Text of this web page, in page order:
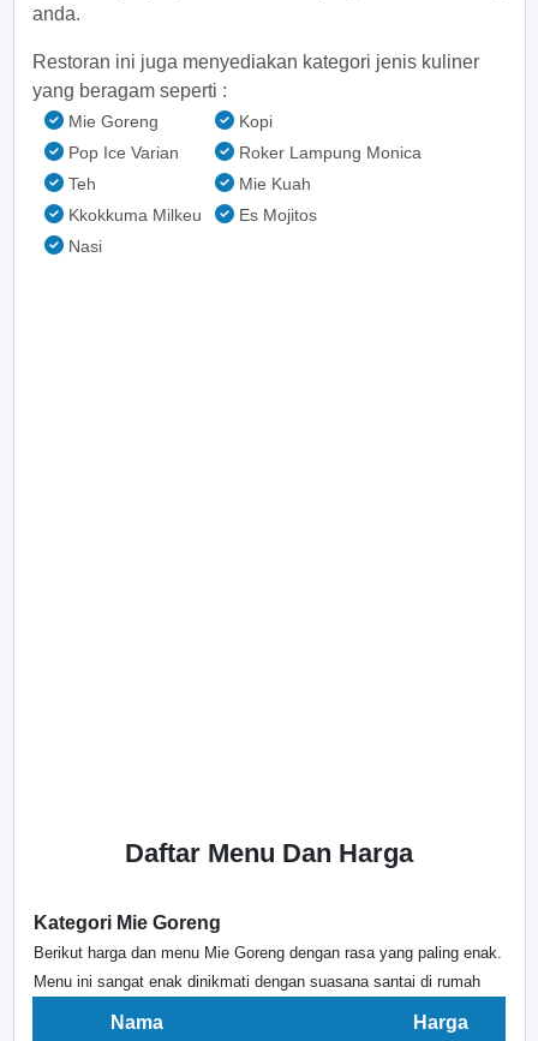
anda.
Restoran ini juga menyediakan kategori jenis kuliner
yang beragam seperti :
Mie Goreng
Kopi
Pop Ice Varian
Roker Lampung Monica
Teh
Mie Kuah
Kkokkuma Milkeu
Es Mojitos
Nasi
Daftar Menu Dan Harga
Kategori Mie Goreng
Berikut harga dan menu Mie Goreng dengan rasa yang paling enak.
Menu ini sangat enak dinikmati dengan suasana santai di rumah
Nama Harga